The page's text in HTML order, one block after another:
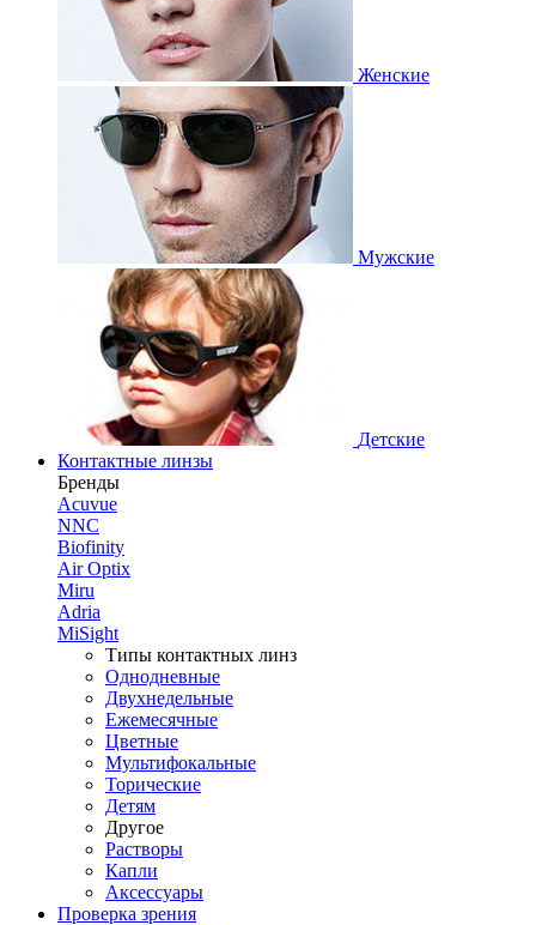
Женские
Мужские
Детские
Контактные линзы
Бренды
Acuvue
NNC
Biofinity
Air Optix
Miru
Adria
MiSight
Типы контактных линз
Однодневные
Двухнедельные
Ежемесячные
Цветные
Мультифокальные
Торические
Детям
Другое
Растворы
Капли
Аксессуары
Проверка зрения